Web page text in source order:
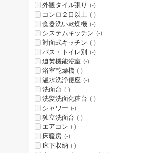
外観タイル張り (-)
コンロ２口以上 (-)
食器洗い乾燥機 (-)
システムキッチン (-)
対面式キッチン (-)
バス・トイレ別 (-)
追焚機能浴室 (-)
浴室乾燥機 (-)
温水洗浄便座 (-)
洗面台 (-)
洗髪洗面化粧台 (-)
シャワー (-)
独立洗面台 (-)
エアコン (-)
床暖房 (-)
床下収納 (-)